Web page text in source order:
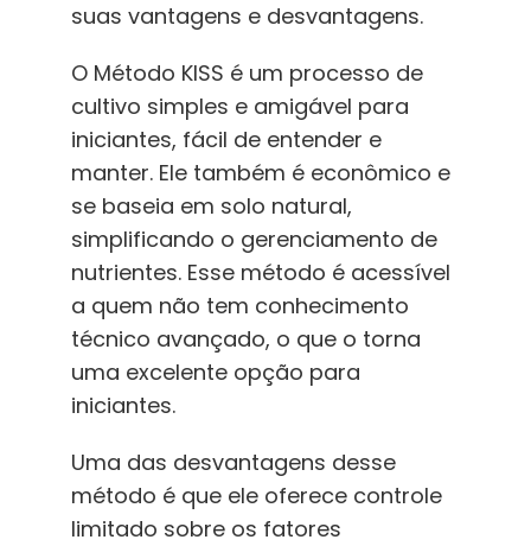
suas vantagens e desvantagens.
O Método KISS é um processo de
cultivo simples e amigável para
iniciantes, fácil de entender e
manter. Ele também é econômico e
se baseia em solo natural,
simplificando o gerenciamento de
nutrientes. Esse método é acessível
a quem não tem conhecimento
técnico avançado, o que o torna
uma excelente opção para
iniciantes.
Uma das desvantagens desse
método é que ele oferece controle
limitado sobre os fatores